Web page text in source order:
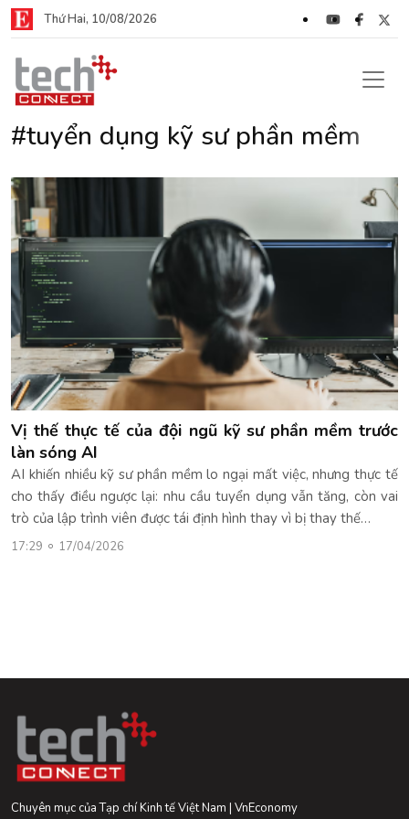
Thứ Hai, 10/08/2026
#tuyển dụng kỹ sư phần mềm
Vị thế thực tế của đội ngũ kỹ sư phần mềm trước
làn sóng AI
AI khiến nhiều kỹ sư phần mềm lo ngại mất việc, nhưng thực tế
cho thấy điều ngược lại: nhu cầu tuyển dụng vẫn tăng, còn vai
trò của lập trình viên được tái định hình thay vì bị thay thế…
17:29 17/04/2026
Chuyên mục của Tạp chí Kinh tế Việt Nam | VnEconomy